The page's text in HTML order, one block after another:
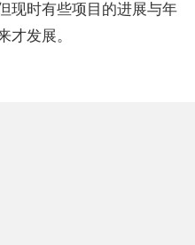
现时有些项目的进展与年
才发展。